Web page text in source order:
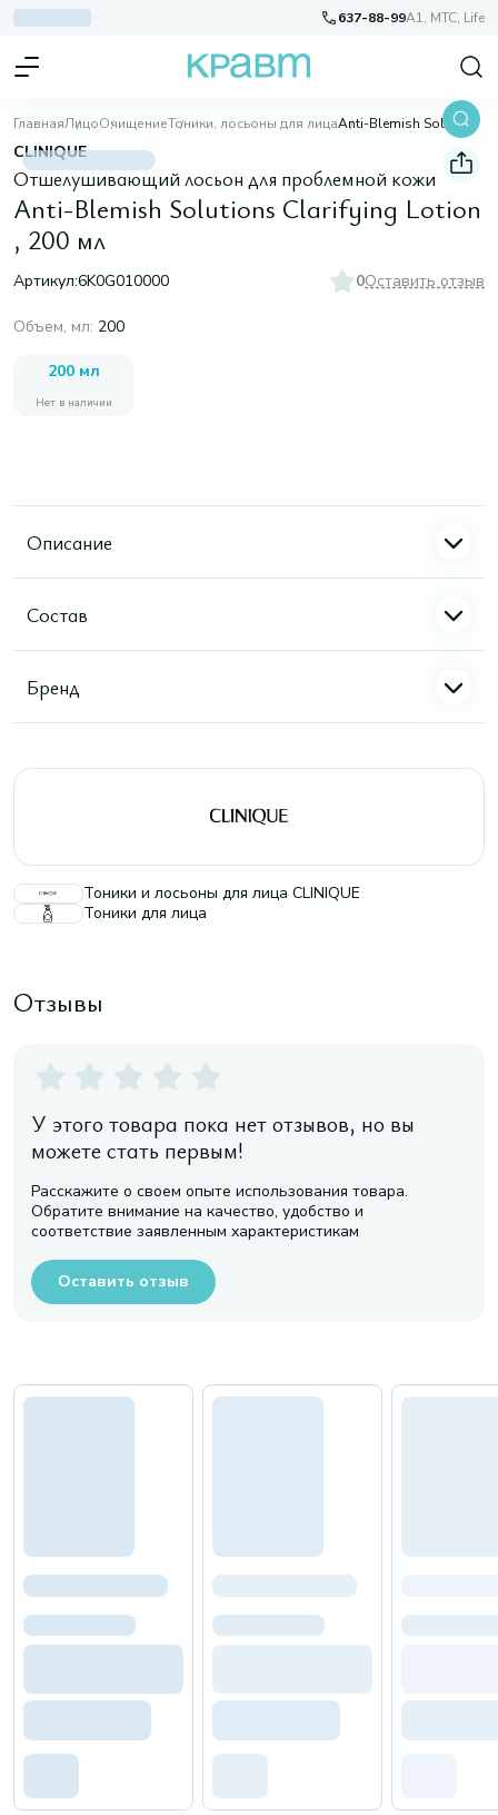
637-88-99A1, МТС, Life
ГлавнаяЛицоОчищениеТоники, лосьоны для лица Anti-Blemish Solutions Clarifying Lotion , 200 мл
CLINIQUE
Отшелушивающий лосьон для проблемной кожи
Anti-Blemish Solutions Clarifying Lotion
, 200 мл
Артикул:6K0G010000 0Оставить отзыв
Объем, мл: 200
200 мл
Нет в наличии
Описание
Состав
Бренд
Тоники и лосьоны для лица CLINIQUE
Тоники для лица
Отзывы
У этого товара пока нет отзывов, но вы
можете стать первым!
Расскажите о своем опыте использования товара.
Обратите внимание на качество, удобство и
соответствие заявленным характеристикам
Оставить отзыв